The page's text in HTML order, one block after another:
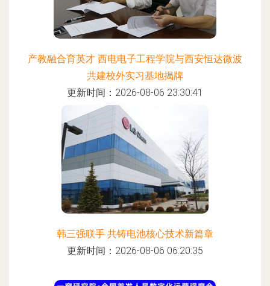
产教融合育英才 西电电子工程学院与西安恒达微波
共建校外实习基地揭牌
更新时间：2026-08-06 23:30:41
韩三强联手 共铸电池核心技术新篇章
更新时间：2026-08-06 06:20:35